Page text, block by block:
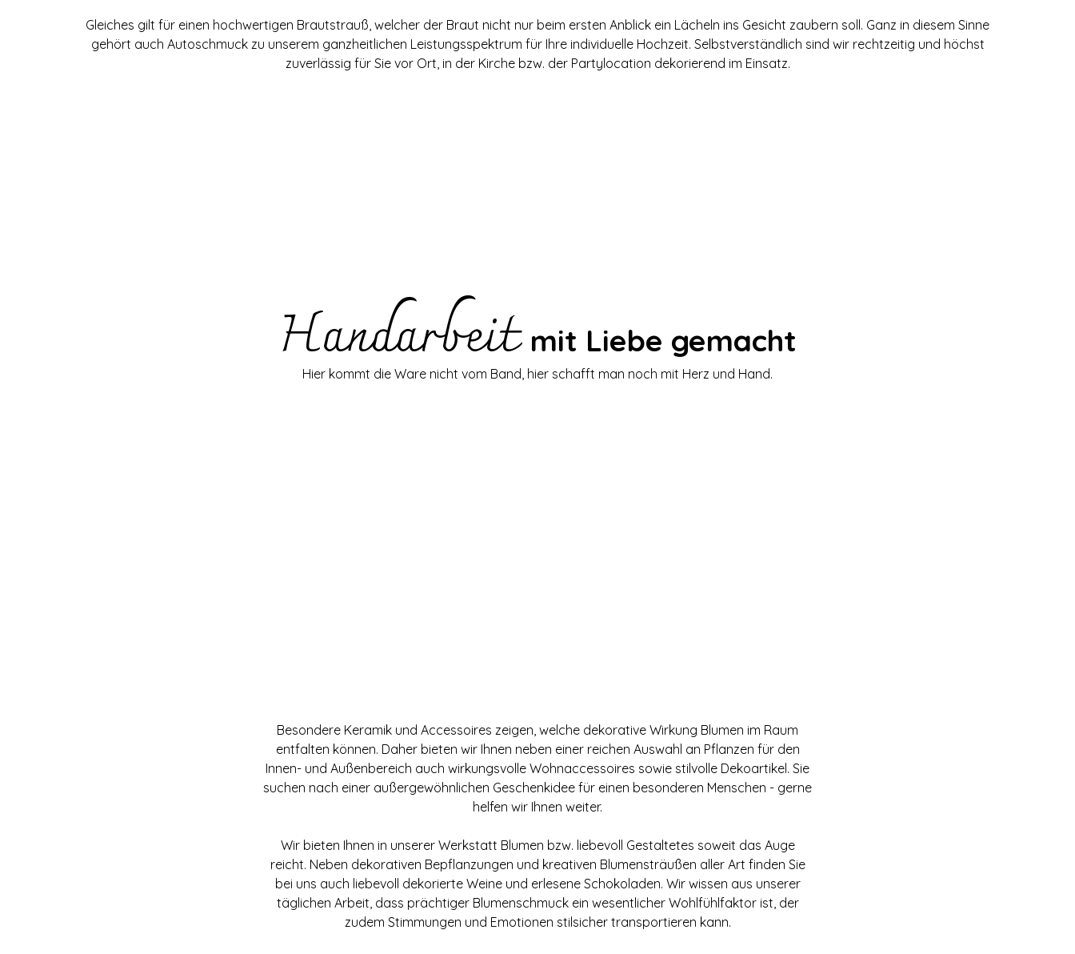
Gleiches gilt für einen hochwertigen Brautstrauß, welcher der Braut nicht nur beim ersten Anblick ein Lächeln ins Gesicht zaubern soll. Ganz in diesem Sinne
gehört auch Autoschmuck zu unserem ganzheitlichen Leistungsspektrum für Ihre individuelle Hochzeit. Selbstverständlich sind wir rechtzeitig und höchst
zuverlässig für Sie vor Ort, in der Kirche bzw. der Partylocation dekorierend im Einsatz.
Handarbeit mit Liebe gemacht
Hier kommt die Ware nicht vom Band, hier schafft man noch mit Herz und Hand.
Besondere Keramik und Accessoires zeigen, welche dekorative Wirkung Blumen im Raum
entfalten können. Daher bieten wir Ihnen neben einer reichen Auswahl an Pflanzen für den
Innen- und Außenbereich auch wirkungsvolle Wohnaccessoires sowie stilvolle Dekoartikel. Sie
suchen nach einer außergewöhnlichen Geschenkidee für einen besonderen Menschen - gerne
helfen wir Ihnen weiter.
Wir bieten Ihnen in unserer Werkstatt Blumen bzw. liebevoll Gestaltetes soweit das Auge
reicht. Neben dekorativen Bepflanzungen und kreativen Blumensträußen aller Art finden Sie
bei uns auch liebevoll dekorierte Weine und erlesene Schokoladen. Wir wissen aus unserer
täglichen Arbeit, dass prächtiger Blumenschmuck ein wesentlicher Wohlfühlfaktor ist, der
zudem Stimmungen und Emotionen stilsicher transportieren kann.